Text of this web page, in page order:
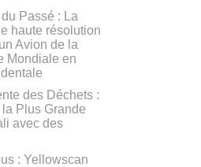
Passé : La
haute résolution
Avion de la
Mondiale en
des Déchets :
Plus Grande
avec des
: Yellowscan